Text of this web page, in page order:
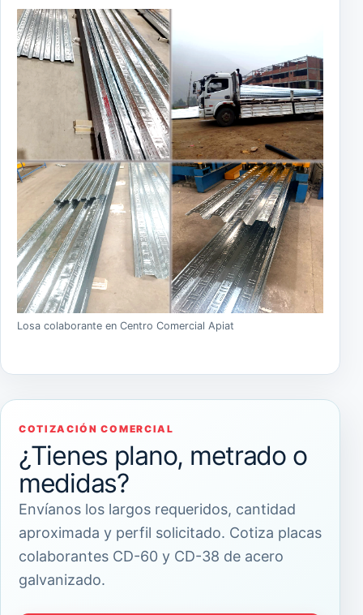
Losa colaborante en Centro Comercial Apiat
COTIZACIÓN COMERCIAL
¿Tienes plano, metrado o
medidas?
Envíanos los largos requeridos, cantidad
aproximada y perfil solicitado. Cotiza placas
colaborantes CD-60 y CD-38 de acero
galvanizado.